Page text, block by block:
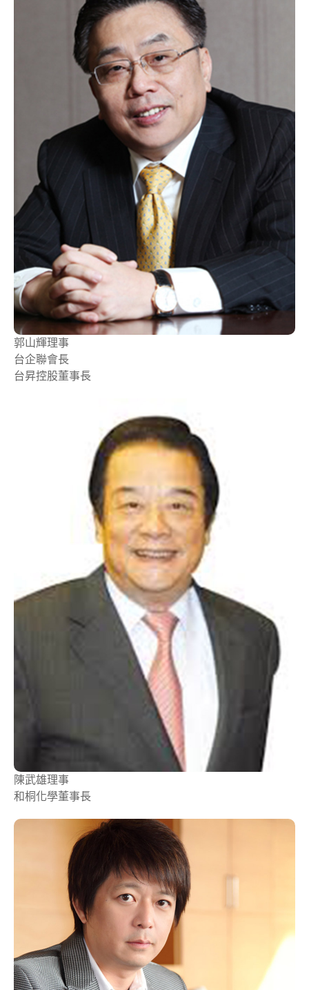
郭山輝理事
台企聯會長
台昇控股董事長
陳武雄理事
和桐化學董事長